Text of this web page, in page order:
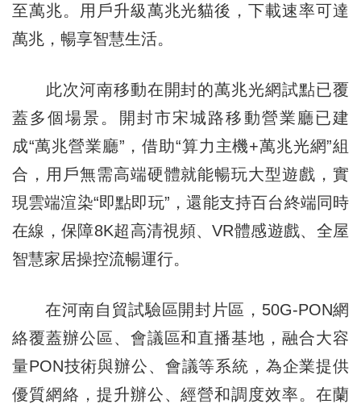
至萬兆。用戶升級萬兆光貓後，下載速率可達
萬兆，暢享智慧生活。
此次河南移動在開封的萬兆光網試點已覆
蓋多個場景。開封市宋城路移動營業廳已建
成“萬兆營業廳”，借助“算力主機+萬兆光網”組
合，用戶無需高端硬體就能暢玩大型遊戲，實
現雲端渲染“即點即玩”，還能支持百台終端同時
在線，保障8K超高清視頻、VR體感遊戲、全屋
智慧家居操控流暢運行。
在河南自貿試驗區開封片區，50G-PON網
絡覆蓋辦公區、會議區和直播基地，融合大容
量PON技術與辦公、會議等系統，為企業提供
優質網絡，提升辦公、經營和調度效率。在蘭